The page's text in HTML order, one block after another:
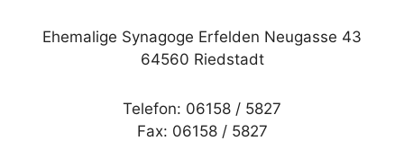
Ehemalige Synagoge Erfelden Neugasse 43
64560 Riedstadt
Telefon: 06158 / 5827
Fax: 06158 / 5827